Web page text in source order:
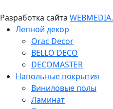
Разработка сайта WEBMEDIA.
Лепной декор
Orac Decor
BELLO DECO
DECOMASTER
Напольные покрытия
Виниловые полы
Ламинат